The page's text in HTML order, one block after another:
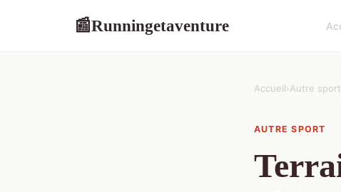
📰Runningetaventure
Accueil›Autre sport
AUTRE SPORT